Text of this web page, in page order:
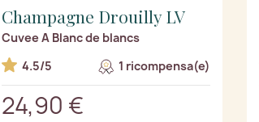
Champagne Drouilly LV
Cuvee A Blanc de blancs
4.5/5
1 ricompensa(e)
24,90 €